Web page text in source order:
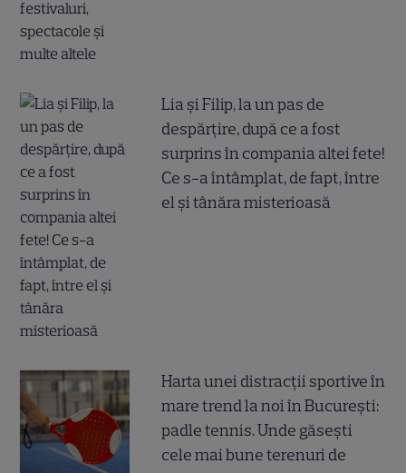
Lia și Filip, la un pas de
despărțire, după ce a fost
surprins în compania altei fete!
Ce s-a întâmplat, de fapt, între
el și tânăra misterioasă
Harta unei distracții sportive în
mare trend la noi în București:
padle tennis. Unde găsești
cele mai bune terenuri de